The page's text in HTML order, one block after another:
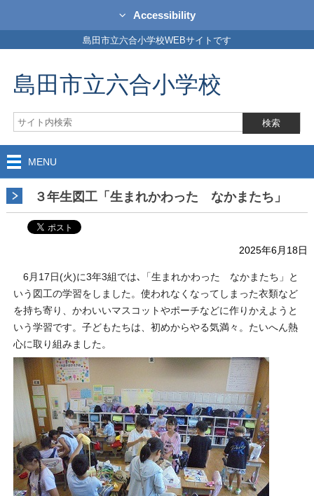
Accessibility
島田市立六合小学校WEBサイトです
島田市立六合小学校
MENU
３年生図工「生まれかわった なかまたち」
2025年6月18日
6月17日(火)に3年3組では､「生まれかわった なかまたち」と
いう図工の学習をしました。使われなくなってしまった衣類など
を持ち寄り、かわいいマスコットやポーチなどに作りかえようと
いう学習です。子どもたちは、初めからやる気満々。たいへん熱
心に取り組みました。